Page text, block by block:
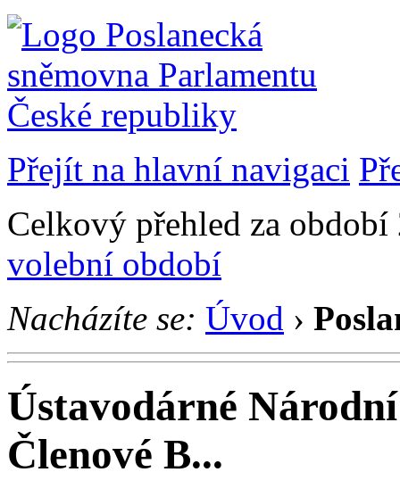
Přejít na hlavní navigaci
Celkový přehled za
volební období
Nacházíte se: Úvod ›
Ústavodárné
Členové B...